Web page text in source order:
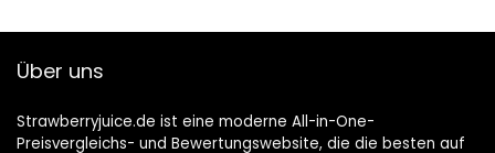
Über uns
Strawberryjuice.de ist eine moderne All-in-One-
Preisvergleichs- und Bewertungswebsite, die die besten auf